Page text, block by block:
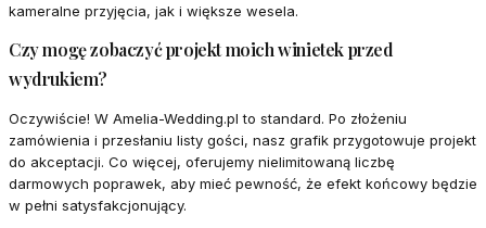
kameralne przyjęcia, jak i większe wesela.
Czy mogę zobaczyć projekt moich winietek przed
wydrukiem?
Oczywiście! W Amelia-Wedding.pl to standard. Po złożeniu
zamówienia i przesłaniu listy gości, nasz grafik przygotowuje projekt
do akceptacji. Co więcej, oferujemy nielimitowaną liczbę
darmowych poprawek, aby mieć pewność, że efekt końcowy będzie
w pełni satysfakcjonujący.